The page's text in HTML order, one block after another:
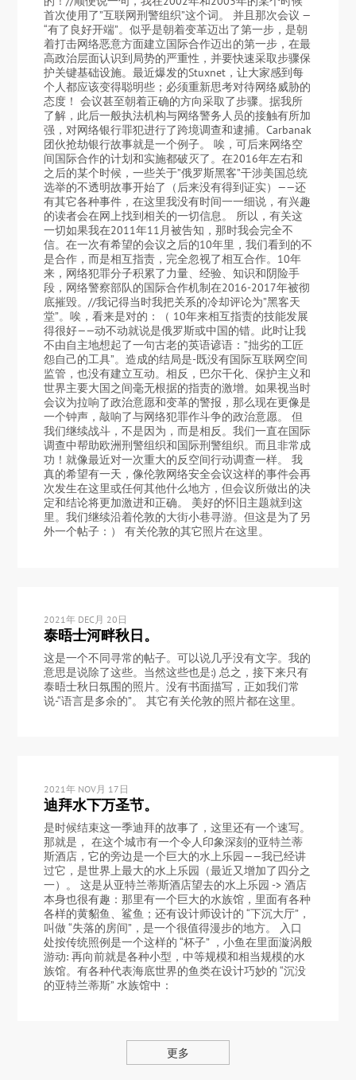
首次使用了”互联网刑警组织”这个词。 并且那次会议 —
“有了良好开端”。似乎是朝着变革迈出了第一步，是朝
着打击网络恶意方面建立国际合作迈出的第一步，在最
高政治层面认识到局势的严重性，并要快速采取步骤保
护关键基础设施。最近爆发的Stuxnet，让大家感到每
个人都应该变得聪明些；必须重新思考对待网络威胁的
态度！ 会议甚至朝着正确的方向采取了步骤。据我所
了解，此后一般执法机构与网络警务人员的接触有所加
强，对网络银行罪犯进行了跨境调查和逮捕。Carbanak
团伙抢劫银行故事就是一个例子。 唉，可后来网络空
间国际合作的计划和实施都破灭了。在2016年左右和
之后的某个时候，一些关于”俄罗斯黑客”干涉美国总统
选举的不透明故事开始了（后来没有得到证实）——还
有其它各种事件，在这里我没有时间一一细说，有兴趣
的读者会在网上找到相关的一切信息。 所以，有关这
一切如果我在2011年11月被告知，那时我会完全不
信。在一次有希望的会议之后的10年里，我们看到的不
是合作，而是相互指责，完全忽视了相互合作。10年
来，网络犯罪分子积累了力量、经验、知识和阴险手
段，网络警察部队的国际合作机制在2016-2017年被彻
底摧毁。//我记得当时我把关系的冷却评论为”黑客天
堂”。唉，看来是对的：（ 10年来相互指责的技能发展
得很好——动不动就说是俄罗斯或中国的错。此时让我
不由自主地想起了一句古老的英语谚语：”拙劣的工匠
怨自己的工具”。造成的结局是-既没有国际互联网空间
监管，也没有建立互动。相反，巴尔干化、保护主义和
世界主要大国之间毫无根据的指责的激增。如果视当时
会议为拉响了政治意愿和变革的警报，那么现在更像是
一个钟声，敲响了与网络犯罪作斗争的政治意愿。 但
我们继续战斗，不是因为，而是相反。我们一直在国际
调查中帮助欧洲刑警组织和国际刑警组织。而且非常成
功！就像最近对一次重大的反空间行动调查一样。 我
真的希望有一天，像伦敦网络安全会议这样的事件会再
次发生在这里或任何其他什么地方，但会议所做出的决
定和结论将更加激进和正确。 美好的怀旧主题就到这
里。我们继续沿着伦敦的大街小巷寻游。但这是为了另
外一个帖子：） 有关伦敦的其它照片在这里。
2021年 DEC月 20日
泰晤士河畔秋日。
这是一个不同寻常的帖子。可以说几乎没有文字。我的
意思是说除了这些。当然这些也是:) 总之，接下来只有
泰晤士秋日氛围的照片。没有书面描写，正如我们常
说-“语言是多余的”。 其它有关伦敦的照片都在这里。
2021年 NOV月 17日
迪拜水下万圣节。
是时候结束这一季迪拜的故事了，这里还有一个速写。
那就是， 在这个城市有一个令人印象深刻的亚特兰蒂
斯酒店，它的旁边是一个巨大的水上乐园——我已经讲
过它，是世界上最大的水上乐园（最近又增加了四分之
一）。 这是从亚特兰蒂斯酒店望去的水上乐园 -> 酒店
本身也很有趣：那里有一个巨大的水族馆，里面有各种
各样的黄貂鱼、鲨鱼；还有设计师设计的 “下沉大厅”，
叫做 “失落的房间”，是一个很值得漫步的地方。 入口
处按传统照例是一个这样的 “杯子” ，小鱼在里面漩涡般
游动: 再向前就是各种小型，中等规模和相当规模的水
族馆。有各种代表海底世界的鱼类在设计巧妙的 “沉没
的亚特兰蒂斯” 水族馆中：
更多